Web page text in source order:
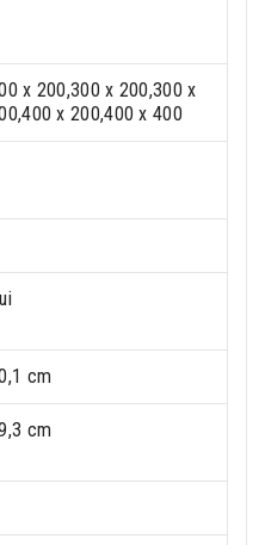
x 200,300 x 200,300 x
x 200,400 x 400
cm
cm